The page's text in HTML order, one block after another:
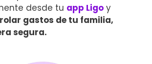
desde tu app Ligo y
gastos de tu familia,
segura.